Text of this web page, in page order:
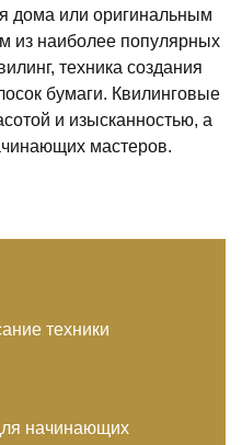
дома или оригинальным
из наиболее популярных
техника создания
бумаги. Квилинговые
и изысканностью, а
мастеров.
техники
начинающих